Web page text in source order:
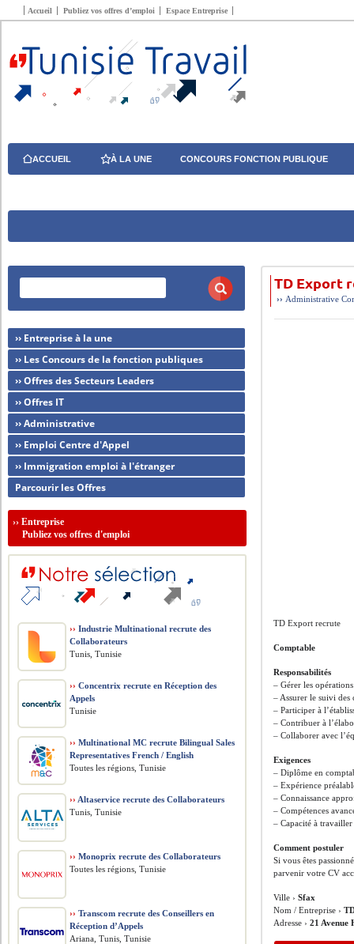
Accueil Publiez vos offres d’emploi Espace Entreprise
ACCUEIL À LA UNE CONCOURS FONCTION PUBLIQUE
TD Export
›› Administrative
TD Export recrute
Comptable
Responsabilités
– Gérer les
– Assurer le suivi des
– Participer à
– Contribuer à
– Collaborer avec
Exigences
– Diplôme en
– Expérience
– Connaissance
– Compétences
– Capacité à
Comment postuler
Si vous êtes
parvenir votre CV
Ville ›Sfax
Nom / Entreprise ›
Adresse ›21 Avenue
›› Entreprise à la une
›› Les Concours de la fonction publiques
›› Offres des Secteurs Leaders
›› Offres IT
›› Administrative
›› Emploi Centre d'Appel
›› Immigration emploi à l'étranger
Parcourir les Offres
››Entreprise
Publiez vos offres d'emploi
›› Industrie Multinational recrute des
Collaborateurs
Tunis, Tunisie
›› Concentrix recrute en Réception des
Appels
Tunisie
›› Multinational MC recrute Bilingual Sales
Representatives French / English
Toutes les régions, Tunisie
›› Altaservice recrute des Collaborateurs
Tunis, Tunisie
›› Monoprix recrute des Collaborateurs
Toutes les régions, Tunisie
›› Transcom recrute des Conseillers en
Réception d’Appels
Ariana, Tunis, Tunisie